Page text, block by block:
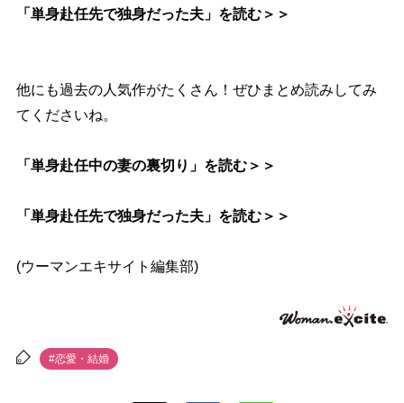
「単身赴任先で独身だった夫」を読む＞＞
他にも過去の人気作がたくさん！ぜひまとめ読みしてみ
てくださいね。
「単身赴任中の妻の裏切り」を読む＞＞
「単身赴任先で独身だった夫」を読む＞＞
(ウーマンエキサイト編集部)
#恋愛・結婚